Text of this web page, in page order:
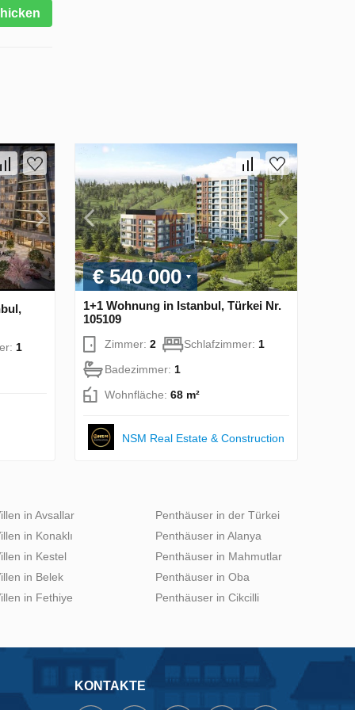
1
€ 540 000
1+1 Wohnung in Istanbul, Türkei Nr.
105109
Zimmer: 2 Schlafzimmer: 1
Badezimmer: 1
Wohnfläche: 68 m²
NSM Real Estate & Construction
in Avsallar
in Konaklı
in Kestel
in Belek
in Fethiye
Penthäuser in der Türkei
Penthäuser in Alanya
Penthäuser in Mahmutlar
Penthäuser in Oba
Penthäuser in Cikcilli
KONTAKTE